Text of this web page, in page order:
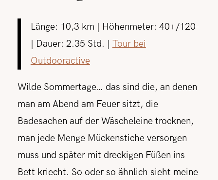
Länge: 10,3 km | Höhenmeter: 40+/120-
| Dauer: 2.35 Std. | Tour bei
Outdooractive
Wilde Sommertage… das sind die, an denen
man am Abend am Feuer sitzt, die
Badesachen auf der Wäscheleine trocknen,
man jede Menge Mückenstiche versorgen
muss und später mit dreckigen Füßen ins
Bett kriecht. So oder so ähnlich sieht meine